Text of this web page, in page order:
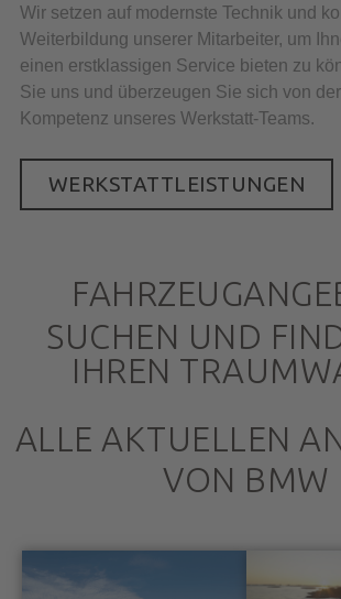
Wir setzen auf modernste Technik und
Weiterbildung unserer Mitarbeiter, um
einen erstklassigen Service bieten zu
Sie uns und überzeugen Sie sich von
Kompetenz unseres Werkstatt-Teams.
WERKSTATTLEISTUNGEN
SUCHEN UND
IHREN
ALLE AKTUELLEN
VON BMW